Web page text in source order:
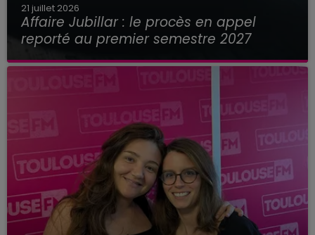
21 juillet 2026
Affaire Jubillar : le procès en appel
reporté au premier semestre 2027